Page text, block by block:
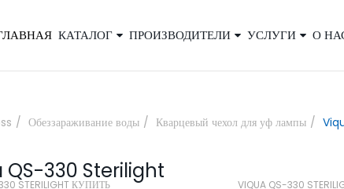
КАТАЛОГ ПРОИЗВОДИТЕЛИ УСЛУГИ О
Обеззараживание воды Кварцевый чехол для уф лампы
QS-330 Sterilight
STERILIGHT КУПИТЬ VIQUA QS-330
Закажите обратный звонок, и наш